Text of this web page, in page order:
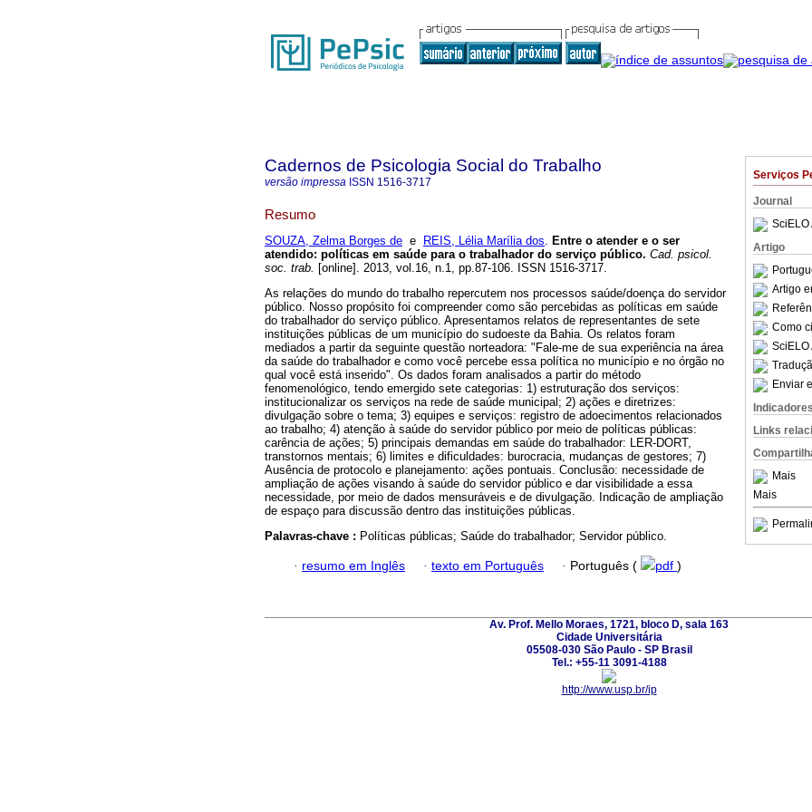
Serviços
Journal
SciELO
Artigo
Artigo
Como
SciELO
Enviar
Indicadores
Links
Mais
Mais
Cadernos de Psicologia Social do Trabalho
versão impressa ISSN 1516-3717
Resumo
SOUZA, Zelma Borges de e REIS, Lélia Marília dos. Entre o atender e o ser
atendido: políticas em saúde para o trabalhador do serviço público. Cad. psicol.
soc. trab. [online]. 2013, vol.16, n.1, pp.87-106. ISSN 1516-3717.
As relações do mundo do trabalho repercutem nos processos saúde/doença do servidor
público. Nosso propósito foi compreender como são percebidas as políticas em saúde
do trabalhador do serviço público. Apresentamos relatos de representantes de sete
instituições públicas de um município do sudoeste da Bahia. Os relatos foram
mediados a partir da seguinte questão norteadora: "Fale-me de sua experiência na área
da saúde do trabalhador e como você percebe essa política no município e no órgão no
qual você está inserido". Os dados foram analisados a partir do método
fenomenológico, tendo emergido sete categorias: 1) estruturação dos serviços:
institucionalizar os serviços na rede de saúde municipal; 2) ações e diretrizes:
divulgação sobre o tema; 3) equipes e serviços: registro de adoecimentos relacionados
ao trabalho; 4) atenção à saúde do servidor público por meio de políticas públicas:
carência de ações; 5) principais demandas em saúde do trabalhador: LER-DORT,
transtornos mentais; 6) limites e dificuldades: burocracia, mudanças de gestores; 7)
Ausência de protocolo e planejamento: ações pontuais. Conclusão: necessidade de
ampliação de ações visando à saúde do servidor público e dar visibilidade a essa
necessidade, por meio de dados mensuráveis e de divulgação. Indicação de ampliação
de espaço para discussão dentro das instituições públicas.
Palavras-chave : Políticas públicas; Saúde do trabalhador; Servidor público.
· resumo em Inglês · texto em Português · Português ( pdf )
Av. Prof. Mello Moraes, 1721, bloco D, sala 163
Cidade Universitária
05508-030 São Paulo - SP Brasil
Tel.: +55-11 3091-4188
http://www.usp.br/ip